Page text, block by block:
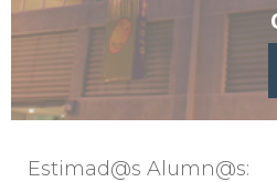
Estimad@s Alumn@s: